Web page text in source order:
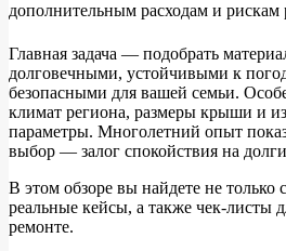
дополнительным расходам и
Главная задача — подобрать
долговечными, устойчивыми к
безопасными для вашей семьи.
климат региона, размеры крыши и
параметры. Многолетний опыт
выбор — залог спокойствия на
В этом обзоре вы найдете не только
реальные кейсы, а также чек-листы
ремонте.